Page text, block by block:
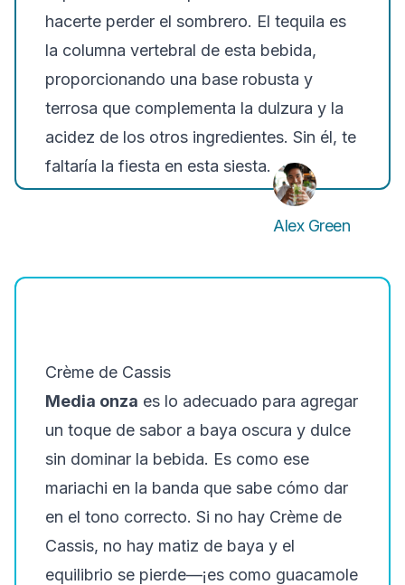
hacerte perder el sombrero. El tequila es
la columna vertebral de esta bebida,
proporcionando una base robusta y
terrosa que complementa la dulzura y la
acidez de los otros ingredientes. Sin él, te
faltaría la fiesta en esta siesta.
Alex Green
Crème de Cassis
Media onza es lo adecuado para agregar
un toque de sabor a baya oscura y dulce
sin dominar la bebida. Es como ese
mariachi en la banda que sabe cómo dar
en el tono correcto. Si no hay Crème de
Cassis, no hay matiz de baya y el
equilibrio se pierde—¡es como guacamole